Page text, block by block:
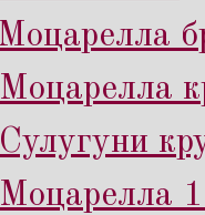
Моцарелла
Моцарелла
Сулугуни
Моцарелла